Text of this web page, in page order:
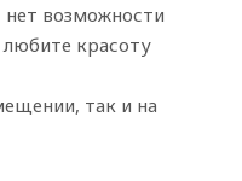
нет возможности
любите красоту
так и на